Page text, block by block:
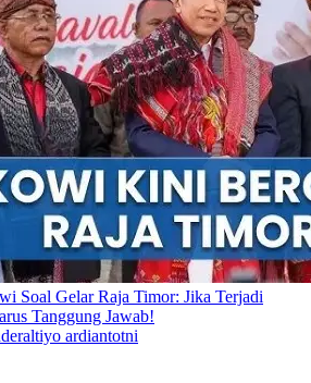
Soal Gelar Raja Timor: Jika Terjadi
Tanggung Jawab!
tiyo ardiantotni